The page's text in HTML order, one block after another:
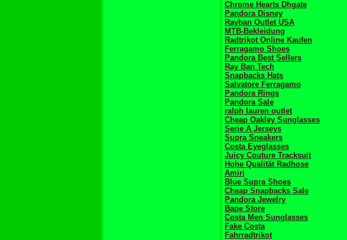
Chrome Hearts Dhgate
Pandora Disney
Rayban Outlet USA
MTB-Bekleidung
Radtrikot Online Kaufen
Ferragamo Shoes
Pandora Best Sellers
Ray Ban Tech
Snapbacks Hats
Salvatore Ferragamo
Pandora Rings
Pandora Sale
ralph lauren outlet
Cheap Oakley Sunglasses
Serie A Jerseys
Supra Sneakers
Costa Eyeglasses
Juicy Couture Tracksuit
Hohe Qualität Radhose
Amiri
Blue Supra Shoes
Cheap Snapbacks Sale
Pandora Jewelry
Bape Store
Costa Men Sunglasses
Fake Costa
Fahrradtrikot